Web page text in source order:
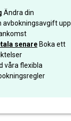
Ändra din
avbokningsavgift upp
senareBoka ett
våra flexibla